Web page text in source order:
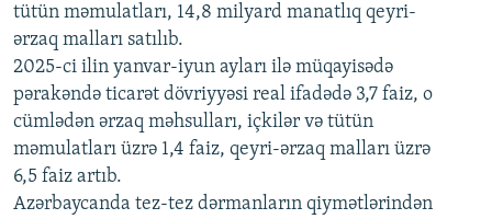
tütün məmulatları, 14,8 milyard manatlıq qeyri-
ərzaq malları satılıb.
2025-ci ilin yanvar-iyun ayları ilə müqayisədə
pərakəndə ticarət dövriyyəsi real ifadədə 3,7 faiz, o
cümlədən ərzaq məhsulları, içkilər və tütün
məmulatları üzrə 1,4 faiz, qeyri-ərzaq malları üzrə
6,5 faiz artıb.
Azərbaycanda tez-tez dərmanların qiymətlərindən